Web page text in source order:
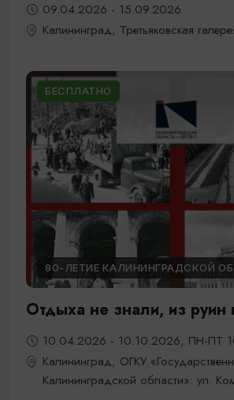
09.04.2026 - 15.09.2026
Калининград, Третьяковская
БЕСПЛАТНО
80-ЛЕТИЕ КАЛИНИНГРАДСКОЙ
Отдыха не знали, из руин
10.04.2026 - 10.10.2026, ПН-ПТ
Калининград, ОГКУ
Калининградской области»: ул.